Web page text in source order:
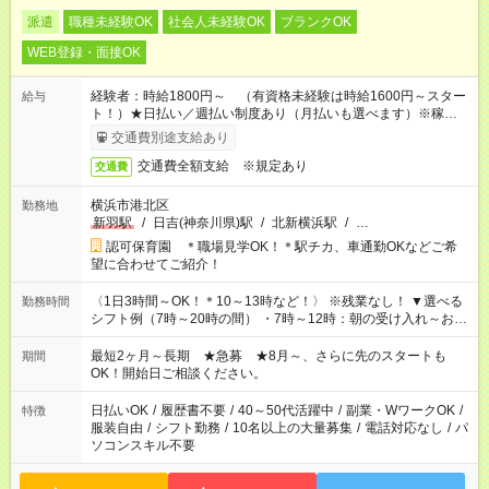
派遣 職種未経験OK 社会人未経験OK
ブランクOK
WEB登録・面接OK
給与
経験者：時給1800円～ （有資格未経験は時給1600円～スター
ト！）★日払い／週払い制度あり（月払いも選べます）※稼働開
始時は手続き完了次第のお支払いとなります★フルタイムできる
方は100円アップ！
交通費別途支給あり
交通費 交通費全額支給 ※規定あり
勤務地
横浜市港北区
新羽駅
/ 日吉(神奈川県)駅 / 北新横浜駅 / …
認可保育園 ＊職場見学OK！＊駅チカ、車通勤OKなどご希
望に合わせてご紹介！
勤務時間
〈1日3時間～OK！＊10～13時など！〉 ※残業なし！ ▼選べる
シフト例（7時～20時の間） ・7時～12時：朝の受け入れ～お昼
の準備 ・10時～13時：園児の見守り～お昼の補助 ・9時～16
時：帰りの会まで！子供の成長を見守る ・15時～20時：夜のお
迎えサポート
期間
最短2ヶ月～長期 ★急募 ★8月～、さらに先のスタートも
OK！開始日ご相談ください。
特徴 日払いOK / 履歴書不要 / 40～50代活躍中 / 副業・WワークOK /
服装自由 / シフト勤務 / 10名以上の大量募集 / 電話対応なし / パ
ソコンスキル不要